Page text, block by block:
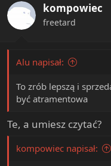
o
n
s
kompowiec
freetard
Alu napisał:
To zrób lepszą i
być atramentowa
Te, a umiesz czytać?
kompowiec napisał: